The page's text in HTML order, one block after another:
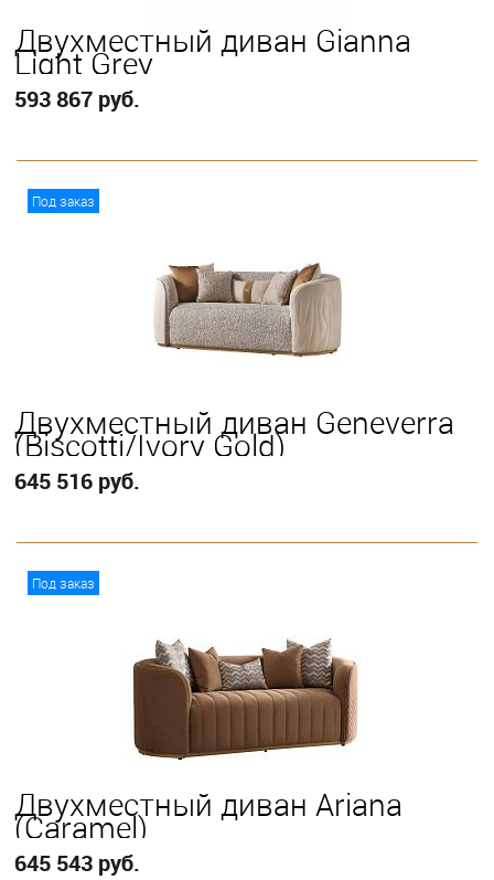
Двухместный диван Gianna
Light Grey
593 867 руб.
Под заказ
Двухместный диван Geneverra
(Biscotti/Ivory Gold)
645 516 руб.
Под заказ
Двухместный диван Ariana
(Caramel)
645 543 руб.